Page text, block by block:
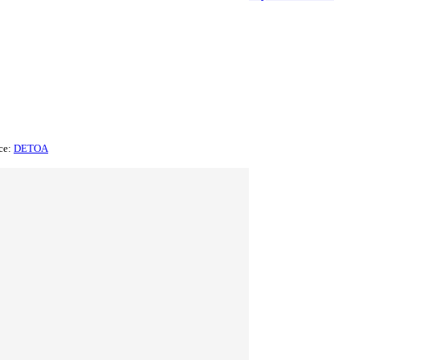
DETOA